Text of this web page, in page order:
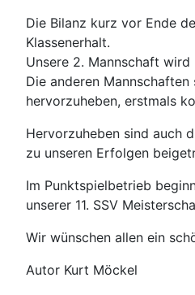
Die Bilanz kurz vor Ende
Klassenerhalt.
Unsere 2. Mannschaft
Die anderen
hervorzuheben, erstmals
Hervorzuheben sind auch
zu unseren Erfolgen
Im Punktspielbetrieb
unserer 11. SSV
Wir wünschen allen ein
Autor Kurt Möckel